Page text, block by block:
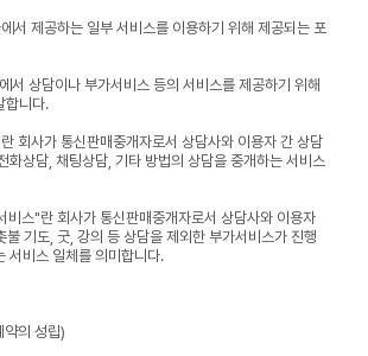
서 제공하는 일부 서비스를 이용하기 위해 제공되는 포
서 상담이나 부가서비스 등의 서비스를 제공하기 위해
합니다.
회사가 통신판매중개자로서 상담사와 이용자 간 상담
화상담, 채팅상담, 기타 방법의 상담을 중개하는 서비스
비스"란 회사가 통신판매중개자로서 상담사와 이용자
불 기도, 굿, 강의 등 상담을 제외한 부가서비스가 진행
서비스 일체를 의미합니다.
의 성립)